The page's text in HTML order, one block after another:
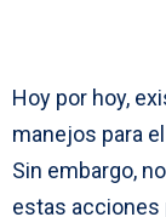
Hoy por hoy,
manejos para el
Sin embargo,
estas acciones